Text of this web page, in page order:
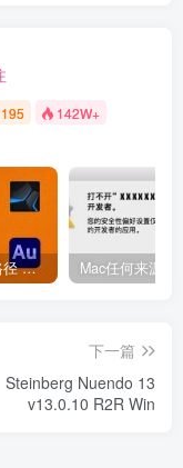
195 142W+
宿主添加插件路径 插件路径设置 VSTPlugins路径
下一篇
Steinberg Nuendo 13
v13.0.10 R2R Win